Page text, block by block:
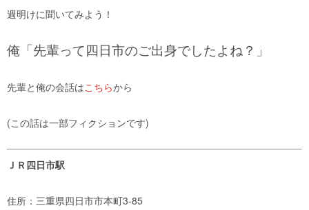
週明けに聞いてみよう！
俺「先輩って四日市のご出身でしたよね？」
先輩と俺の会話はこちらから
(この話は一部フィクションです)
ＪＲ四日市駅
住所：三重県四日市市本町3-85